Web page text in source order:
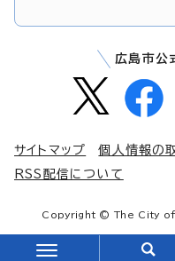
広島市公
サイトマップ 個人情報の
RSS配信について
Copyright © The City of